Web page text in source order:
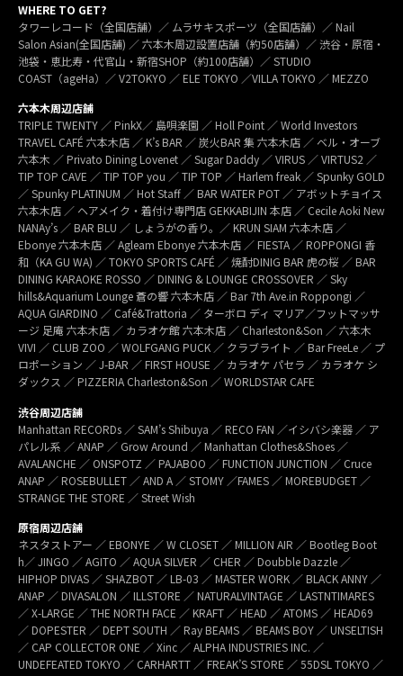
WHERE TO GET?
タワーレコード（全国店舗）／ ムラサキスポーツ（全国店舗）／ Nail
Salon Asian(全国店舗) ／ 六本木周辺設置店舗（約50店舗）／ 渋谷・原宿・
池袋・恵比寿・代官山・新宿SHOP（約100店舗）／ STUDIO
COAST（ageHa）／ V2TOKYO ／ ELE TOKYO ／VILLA TOKYO ／ MEZZO
六本木周辺店舗
TRIPLE TWENTY ／ PinkX／ 島唄楽園 ／ Holl Point ／ World Investors
TRAVEL CAFÉ 六本木店 ／ K’s BAR ／ 炭火BAR 集 六本木店 ／ ベル・オーブ
六本木 ／ Privato Dining Lovenet ／ Sugar Daddy ／ VIRUS ／ VIRTUS2 ／
TIP TOP CAVE ／ TIP TOP you ／ TIP TOP ／ Harlem freak ／ Spunky GOLD
／ Spunky PLATINUM ／ Hot Staff ／ BAR WATER POT ／ アボットチョイス
六本木店 ／ ヘアメイク・着付け専門店 GEKKABIJIN 本店 ／ Cecile Aoki New
NANAy’s ／ BAR BLU ／ しょうがの香り。／ KRUN SIAM 六本木店 ／
Ebonye 六本木店 ／ Agleam Ebonye 六本木店 ／ FIESTA ／ ROPPONGI 香
和（KA GU WA) ／ TOKYO SPORTS CAFÉ ／ 焼酎DINIG BAR 虎の桜 ／ BAR
DINING KARAOKE ROSSO ／ DINING & LOUNGE CROSSOVER ／ Sky
hills&Aquarium Lounge 蒼の響 六本木店 ／ Bar 7th Ave.in Roppongi ／
AQUA GIARDINO ／ Café&Trattoria ／ ターボロ ディ マリア／フットマッサ
ージ 足庵 六本木店 ／ カラオケ館 六本木店 ／ Charleston&Son ／ 六本木
VIVI ／ CLUB ZOO ／ WOLFGANG PUCK ／ クラブライト ／ Bar FreeLe ／ プ
ロポーション ／ J-BAR ／ FIRST HOUSE ／ カラオケ パセラ ／ カラオケ シ
ダックス ／ PIZZERIA Charleston&Son ／ WORLDSTAR CAFE
渋谷周辺店舗
Manhattan RECORDs ／ SAM’s Shibuya ／ RECO FAN ／イシバシ楽器 ／ ア
パレル系 ／ ANAP ／ Grow Around ／ Manhattan Clothes&Shoes ／
AVALANCHE ／ ONSPOTZ ／ PAJABOO ／ FUNCTION JUNCTION ／ Cruce
ANAP ／ ROSEBULLET ／ AND A ／ STOMY ／FAMES ／ MOREBUDGET ／
STRANGE THE STORE ／ Street Wish
原宿周辺店舗
ネスタストアー ／ EBONYE ／ W CLOSET ／ MILLION AIR ／ Bootleg Boot
h／ JINGO ／ AGITO ／ AQUA SILVER ／ CHER ／ Doubble Dazzle ／
HIPHOP DIVAS ／ SHAZBOT ／ LB-03 ／ MASTER WORK ／ BLACK ANNY ／
ANAP ／ DIVASALON ／ ILLSTORE ／ NATURALVINTAGE ／ LASTNTIMARES
／ X-LARGE ／ THE NORTH FACE ／ KRAFT ／ HEAD ／ ATOMS ／ HEAD69
／ DOPESTER ／ DEPT SOUTH ／ Ray BEAMS ／ BEAMS BOY ／ UNSELTISH
／ CAP COLLECTOR ONE ／ Xinc ／ ALPHA INDUSTRIES INC. ／
UNDEFEATED TOKYO ／ CARHARTT ／ FREAK’S STORE ／ 55DSL TOKYO ／